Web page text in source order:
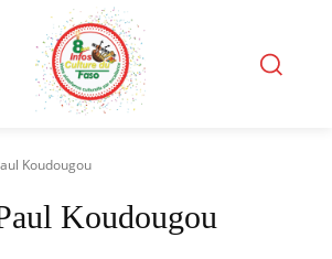
Koudougou
Koudougou